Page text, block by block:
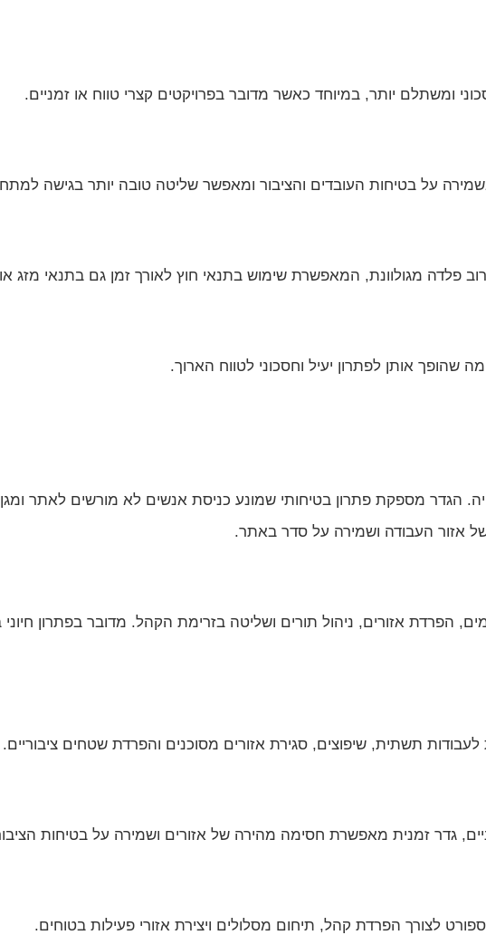
ומשתלם יותר, במיוחד כאשר מדובר בפרויקטים קצרי טווח או זמניים.
על בטיחות העובדים והציבור ומאפשר שליטה טובה יותר בגישה
פלדה מגולוונת, המאפשרת שימוש בתנאי חוץ לאורך זמן גם בתנאי מזג
שהופך אותן לפתרון יעיל וחסכוני לטווח הארוך.
הגדר מספקת פתרון בטיחותי שמונע כניסת אנשים לא מורשים לאתר
אזור העבודה ושמירה על סדר באתר.
הפרדת אזורים, ניהול תורים ושליטה בזרימת הקהל. מדובר בפתרון חיוני
תשתית, שיפוצים, סגירת אזורים מסוכנים והפרדת שטחים ציבוריים.
גדר זמנית מאפשרת חסימה מהירה של אזורים ושמירה על בטיחות
לצורך הפרדת קהל, תיחום מסלולים ויצירת אזורי פעילות בטוחים.